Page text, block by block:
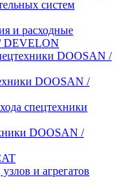
систем
и расходные
DEVELON
DOOSAN /
DOOSAN /
спецтехники
DOOSAN /
и агрегатов